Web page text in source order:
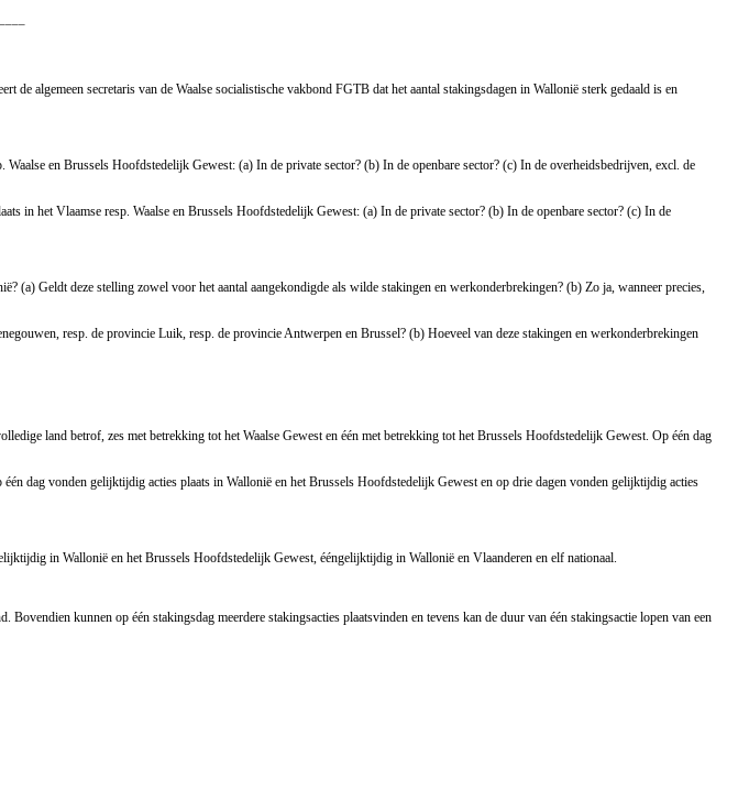
algemeen secretaris van de Waalse socialistische vakbond FGTB dat het aantal stakingsdagen in Wallonië sterk gedaald is en
en Brussels Hoofdstedelijk Gewest: (a) In de private sector? (b) In de openbare sector? (c) In de overheidsbedrijven, excl. de
in het Vlaamse resp. Waalse en Brussels Hoofdstedelijk Gewest: (a) In de private sector? (b) In de openbare sector? (c) In de
Geldt deze stelling zowel voor het aantal aangekondigde als wilde stakingen en werkonderbrekingen? (b) Zo ja, wanneer precies,
resp. de provincie Luik, resp. de provincie Antwerpen en Brussel? (b) Hoeveel van deze stakingen en werkonderbrekingen
land betrof, zes met betrekking tot het Waalse Gewest en één met betrekking tot het Brussels Hoofdstedelijk Gewest. Op één dag
dag vonden gelijktijdig acties plaats in Wallonië en het Brussels Hoofdstedelijk Gewest en op drie dagen vonden gelijktijdig acties
in Wallonië en het Brussels Hoofdstedelijk Gewest, ééngelijktijdig in Wallonië en Vlaanderen en elf nationaal.
kunnen op één stakingsdag meerdere stakingsacties plaatsvinden en tevens kan de duur van één stakingsactie lopen van een